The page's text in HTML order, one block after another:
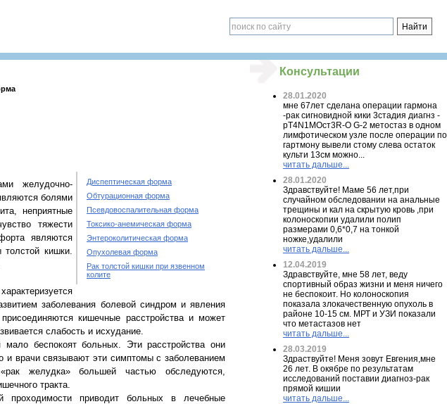
Диспептическая форма
Обтурационная форма
Псевдовоспалительная форма
Токсико-анемическая форма
Энтероколитическая форма
Опухолевая форма
Рак толстой кишки при язвенном
колите
желудочно-
болями
неприятные
тяжести
являются
толстой кишки.
заболевания болевой синдром и явления
кишечные расстройства и может
слабость и исхудание.
беспокоят больных. Эти расстройства они
врачи связывают эти симптомы с заболеванием
желудка» большей частью обследуются,
тракта.
проходимости приводит больных в лечебные
Консультации
28.01.2020
мне 67лет сделана операции гармона
-рак сигновидной кики 3стадия диагнз -
pT4N1MOст3R-O G-2 метостаз в одном
лимфотическом узле после операции по
гартмону вывели стому слева остаток
культи 13см можно...
читать дальше...
28.01.2020
Здравствуйте! Маме 56 лет,при
случайном обследовании на анальные
трещины и кал на скрытую кровь ,при
колоноскопии удалили полип
размерами 0,6*0,7 на тонкой
ножке,удалили
читать дальше...
12.04.2019
Здравствуйте, мне 58 лет, веду
спортивный образ жизни и меня ничего
не беспокоит. Но колоноскопия
показала злокачественную опухоль в
районе 10-15 см. МРТ и УЗИ показали
что метастазов нет
читать дальше...
28.03.2019
Здраствуйте! Меня зовут Евгения,мне
26 лет. В окябре по результатам
исследований поставии диагноз-рак
прямой кишии
читать дальше...